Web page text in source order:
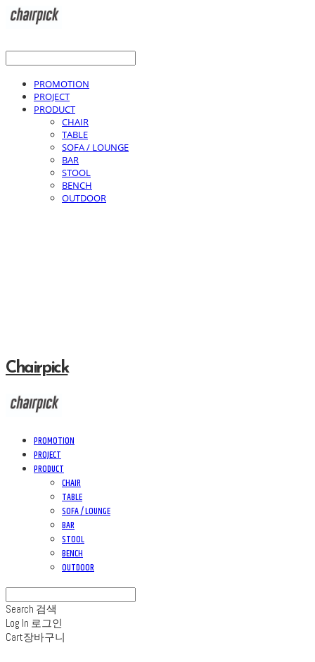
PROMOTION
PROJECT
PRODUCT
CHAIR
TABLE
SOFA / LOUNGE
BAR
STOOL
BENCH
OUTDOOR
Chairpick
PROMOTION
PROJECT
PRODUCT
CHAIR
TABLE
SOFA / LOUNGE
BAR
STOOL
BENCH
OUTDOOR
Search 검색
Log In 로그인
Cart장바구니